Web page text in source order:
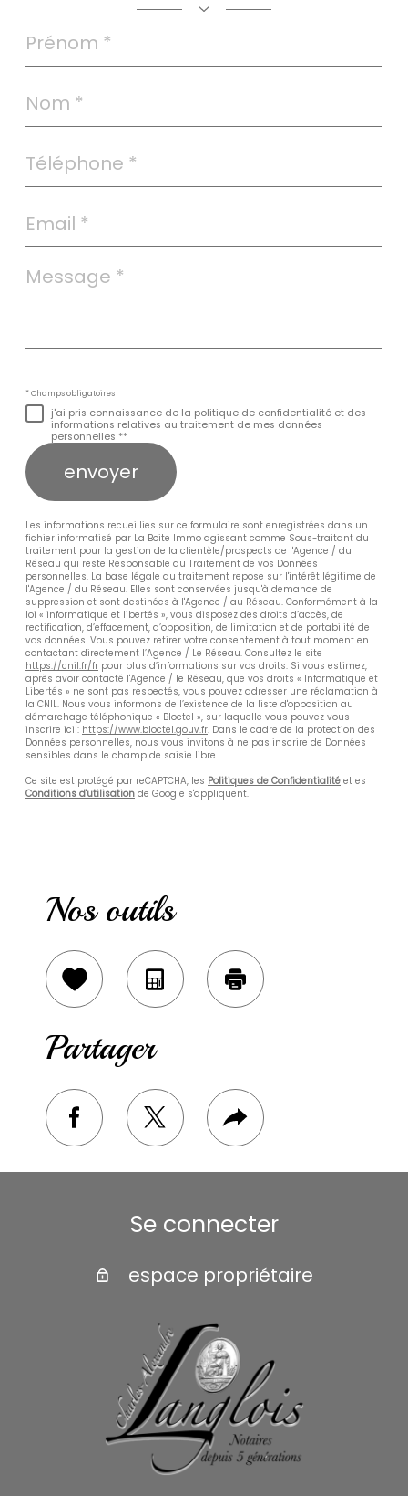
*
*
*
*
Message
*
* Champs obligatoires
j'ai pris connaissance de la politique de confidentialité et des
informations relatives au traitement de mes données
personnelles **
envoyer
Les informations recueillies sur ce formulaire sont enregistrées dans un
fichier informatisé par La Boite Immo agissant comme Sous-traitant du
traitement pour la gestion de la clientèle/prospects de l'Agence / du
Réseau qui reste Responsable du Traitement de vos Données
personnelles. La base légale du traitement repose sur l'intérêt légitime de
l'Agence / du Réseau. Elles sont conservées jusqu'à demande de
suppression et sont destinées à l'Agence / au Réseau. Conformément à la
loi « informatique et libertés », vous disposez des droits d’accès, de
rectification, d’effacement, d’opposition, de limitation et de portabilité de
vos données. Vous pouvez retirer votre consentement à tout moment en
contactant directement l’Agence / Le Réseau. Consultez le site
https://cnil.fr/fr pour plus d’informations sur vos droits. Si vous estimez,
après avoir contacté l'Agence / le Réseau, que vos droits « Informatique et
Libertés » ne sont pas respectés, vous pouvez adresser une réclamation à
la CNIL. Nous vous informons de l’existence de la liste d'opposition au
démarchage téléphonique « Bloctel », sur laquelle vous pouvez vous
inscrire ici : https://www.bloctel.gouv.fr. Dans le cadre de la protection des
Données personnelles, nous vous invitons à ne pas inscrire de Données
sensibles dans le champ de saisie libre.
Ce site est protégé par reCAPTCHA, les Politiques de Confidentialité et es
Conditions d'utilisation de Google s'appliquent.
Nos outils
SélectionnerCalculatriceImprimer
Partager
facebooktwitterPlus
de
partage
Se connecter
espace propriétaire